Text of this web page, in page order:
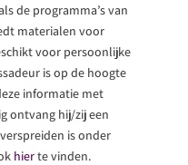
de programma’s van
materialen voor
voor persoonlijke
is op de hoogte
informatie met
ontvang hij/zij een
is onder
hierte vinden.